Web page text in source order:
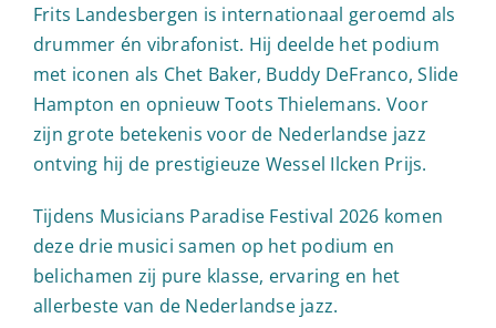
Frits Landesbergen is internationaal geroemd als
drummer én vibrafonist. Hij deelde het podium
met iconen als Chet Baker, Buddy DeFranco, Slide
Hampton en opnieuw Toots Thielemans. Voor
zijn grote betekenis voor de Nederlandse jazz
ontving hij de prestigieuze Wessel Ilcken Prijs.
Tijdens Musicians Paradise Festival 2026 komen
deze drie musici samen op het podium en
belichamen zij pure klasse, ervaring en het
allerbeste van de Nederlandse jazz.